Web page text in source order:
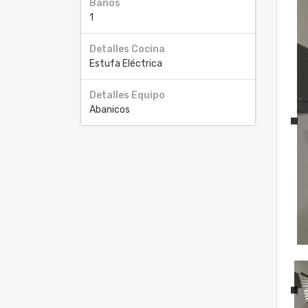
Baños
1
Detalles Cocina
Estufa Eléctrica
Detalles Equipo
Abanicos